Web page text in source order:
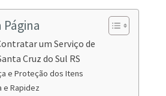
um Serviço de
Cruz do Sul RS
e Proteção dos Itens
e Rapidez